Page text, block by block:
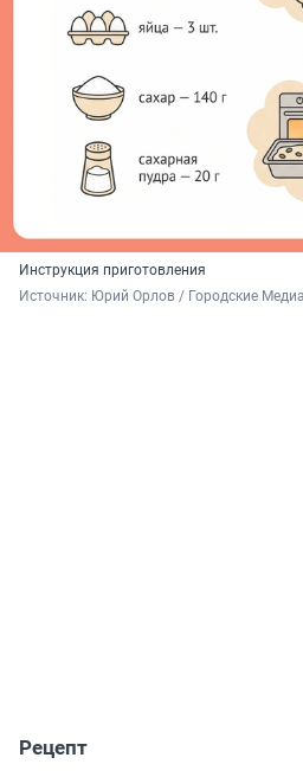
Инструкция приготовления
Источник: Юрий Орлов / Городские Медиа
Рецепт